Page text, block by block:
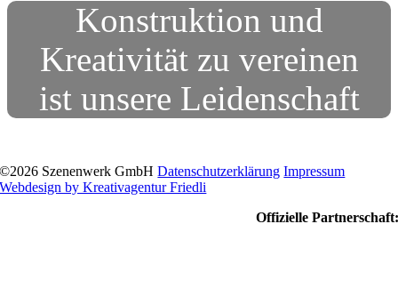
Konstruktion und
Kreativität zu vereinen
ist unsere Leidenschaft
©2026 Szenenwerk GmbHDatenschutzerklärung Impressum
Webdesign by Kreativagentur Friedli
Offizielle Partnerschaft: